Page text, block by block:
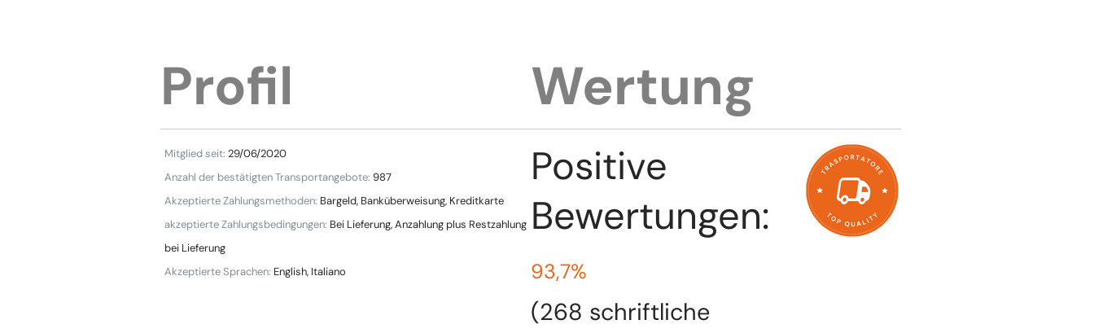
Profil
Mitglied seit: 29/06/2020
Anzahl der bestätigten Transportangebote: 987
Akzeptierte Zahlungsmethoden: Bargeld, Banküberweisung, Kreditkarte
akzeptierte Zahlungsbedingungen: Bei Lieferung, Anzahlung plus Restzahlung
bei Lieferung
Akzeptierte Sprachen: English, Italiano
Wertung
Positive
Bewertungen:
93,7%
(268 schriftliche